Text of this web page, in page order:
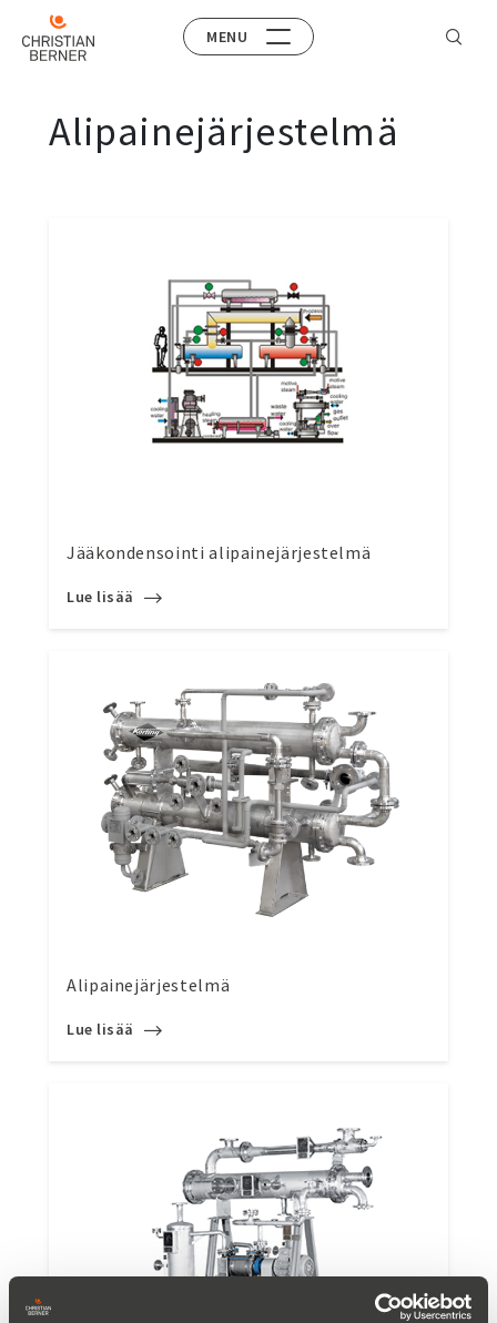
MENU
Alipainejärjestelmä
Jääkondensointi alipainejärjestelmä
Lue lisää
Alipainejärjestelmä
Lue lisää